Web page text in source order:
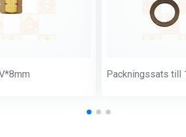
Packningssats till